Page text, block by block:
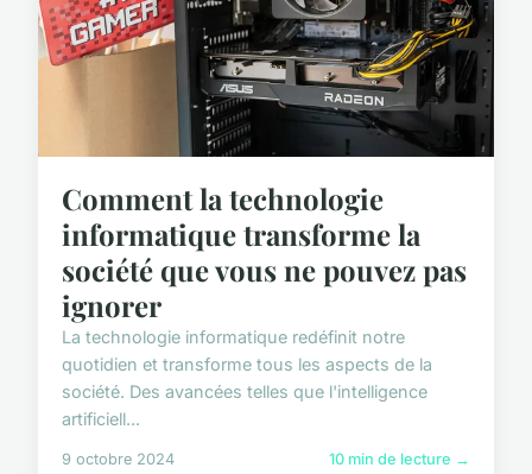
Comment la technologie
informatique transforme la
société que vous ne pouvez pas
ignorer
La technologie informatique redéfinit notre
quotidien et transforme tous les aspects de la
société. Des avancées telles que l'intelligence
artificiell...
9 octobre 2024 10 min de lecture →